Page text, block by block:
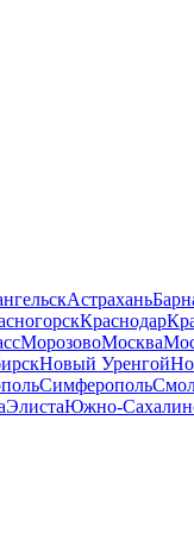
Астрахань
Краснодар
МорозовоМосква
Новый Уренгой
Симферополь
ЭлистаЮжно-